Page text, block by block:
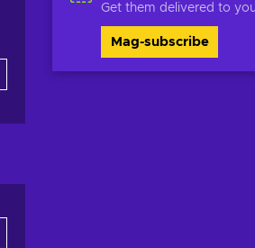
Get them delivered to
Mag-subscribe